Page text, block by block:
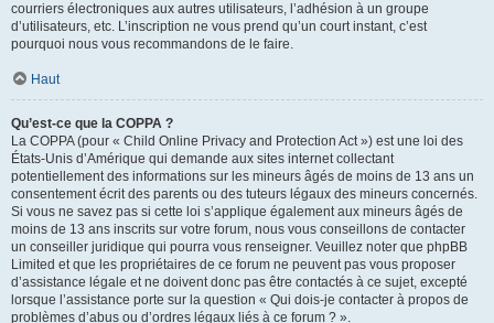
courriers électroniques aux autres utilisateurs, l’adhésion à un groupe
d’utilisateurs, etc. L’inscription ne vous prend qu’un court instant, c’est
pourquoi nous vous recommandons de le faire.
Haut
Qu’est-ce que la COPPA ?
La COPPA (pour « Child Online Privacy and Protection Act ») est une loi des
États-Unis d’Amérique qui demande aux sites internet collectant
potentiellement des informations sur les mineurs âgés de moins de 13 ans un
consentement écrit des parents ou des tuteurs légaux des mineurs concernés.
Si vous ne savez pas si cette loi s’applique également aux mineurs âgés de
moins de 13 ans inscrits sur votre forum, nous vous conseillons de contacter
un conseiller juridique qui pourra vous renseigner. Veuillez noter que phpBB
Limited et que les propriétaires de ce forum ne peuvent pas vous proposer
d’assistance légale et ne doivent donc pas être contactés à ce sujet, excepté
lorsque l’assistance porte sur la question « Qui dois-je contacter à propos de
problèmes d’abus ou d’ordres légaux liés à ce forum ? ».